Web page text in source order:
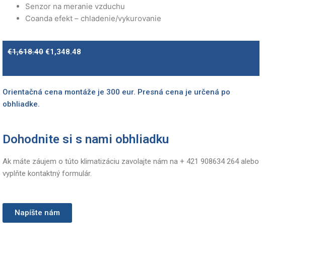
Senzor na meranie vzduchu
Coanda efekt – chladenie/vykurovanie
€1,618.40
price
€1,348.48
Orientačná cena montáže je 300 eur. Presná cena je určená po
obhliadke.
Dohodnite si s nami obhliadku
Ak máte záujem o túto klimatizáciu zavolajte nám na + 421 908634 264 alebo
vyplňte kontaktný formulár.
Napíšte nám